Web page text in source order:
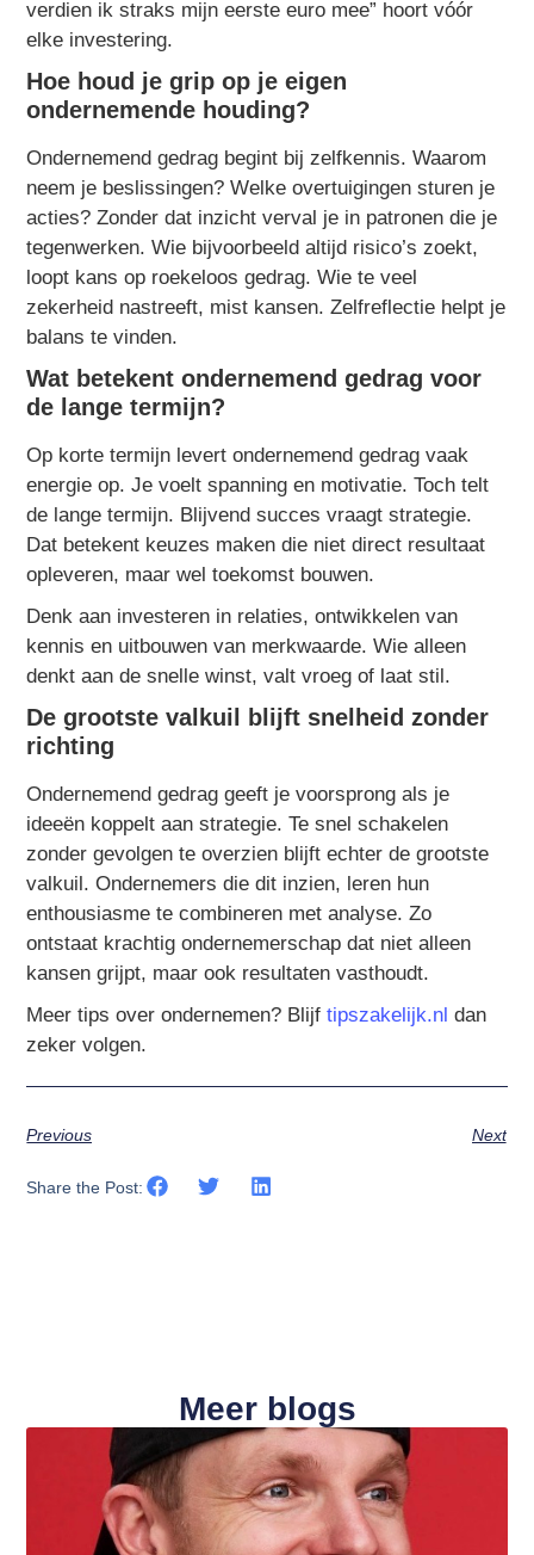
verdien ik straks mijn eerste euro mee” hoort vóór
elke investering.
Hoe houd je grip op je eigen
ondernemende houding?
Ondernemend gedrag begint bij zelfkennis. Waarom
neem je beslissingen? Welke overtuigingen sturen je
acties? Zonder dat inzicht verval je in patronen die je
tegenwerken. Wie bijvoorbeeld altijd risico’s zoekt,
loopt kans op roekeloos gedrag. Wie te veel
zekerheid nastreeft, mist kansen. Zelfreflectie helpt je
balans te vinden.
Wat betekent ondernemend gedrag voor
de lange termijn?
Op korte termijn levert ondernemend gedrag vaak
energie op. Je voelt spanning en motivatie. Toch telt
de lange termijn. Blijvend succes vraagt strategie.
Dat betekent keuzes maken die niet direct resultaat
opleveren, maar wel toekomst bouwen.
Denk aan investeren in relaties, ontwikkelen van
kennis en uitbouwen van merkwaarde. Wie alleen
denkt aan de snelle winst, valt vroeg of laat stil.
De grootste valkuil blijft snelheid zonder
richting
Ondernemend gedrag geeft je voorsprong als je
ideeën koppelt aan strategie. Te snel schakelen
zonder gevolgen te overzien blijft echter de grootste
valkuil. Ondernemers die dit inzien, leren hun
enthousiasme te combineren met analyse. Zo
ontstaat krachtig ondernemerschap dat niet alleen
kansen grijpt, maar ook resultaten vasthoudt.
Meer tips over ondernemen? Blijftipszakelijk.nl dan
zeker volgen.
Previous Next
Share the Post:
Meer blogs